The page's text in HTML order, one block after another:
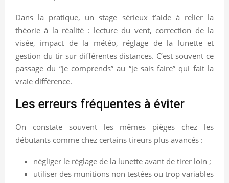
Dans la pratique, un stage sérieux t’aide à relier la
théorie à la réalité : lecture du vent, correction de la
visée, impact de la météo, réglage de la lunette et
gestion du tir sur différentes distances. C’est souvent ce
passage du “je comprends” au “je sais faire” qui fait la
vraie différence.
Les erreurs fréquentes à éviter
On constate souvent les mêmes pièges chez les
débutants comme chez certains tireurs plus avancés :
négliger le réglage de la lunette avant de tirer loin ;
utiliser des munitions non testées ou trop variables